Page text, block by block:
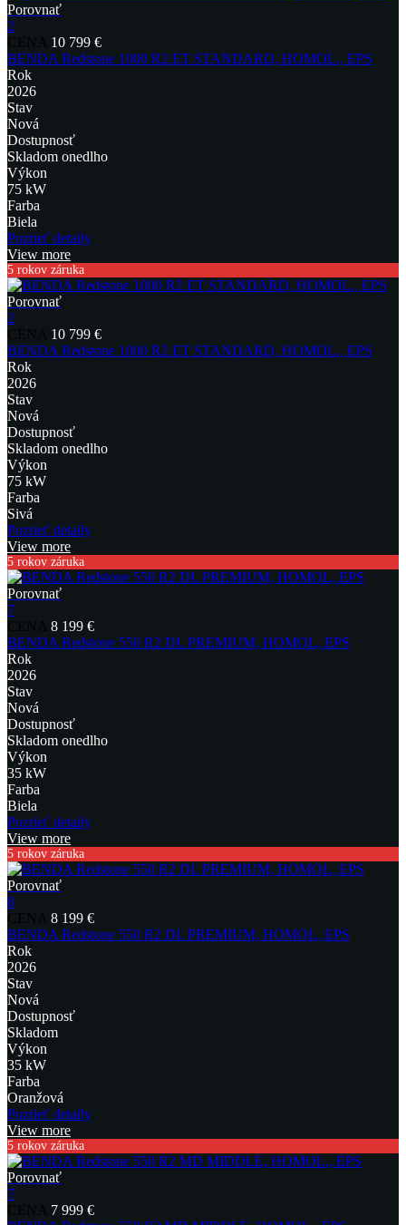
Porovnať
2
10 799 €
BENDA Redstone 1000 R2 ET STANDARD, HOMOL., EPS
Rok
2026
Stav
Nová
Dostupnosť
Skladom onedlho
Výkon
75 kW
Farba
Biela
Pozrieť detaily
View more
5 rokov záruka
Porovnať
2
10 799 €
BENDA Redstone 1000 R2 ET STANDARD, HOMOL., EPS
Rok
2026
Stav
Nová
Dostupnosť
Skladom onedlho
Výkon
75 kW
Farba
Sivá
Pozrieť detaily
View more
5 rokov záruka
Porovnať
7
8 199 €
BENDA Redstone 550 R2 DL PREMIUM, HOMOL, EPS
Rok
2026
Stav
Nová
Dostupnosť
Skladom onedlho
Výkon
35 kW
Farba
Biela
Pozrieť detaily
View more
5 rokov záruka
Porovnať
8
8 199 €
BENDA Redstone 550 R2 DL PREMIUM, HOMOL, EPS
Rok
2026
Stav
Nová
Dostupnosť
Skladom
Výkon
35 kW
Farba
Oranžová
Pozrieť detaily
View more
5 rokov záruka
Porovnať
7
7 999 €